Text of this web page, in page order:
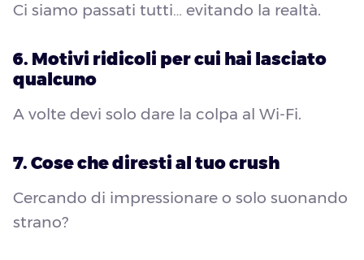
Ci siamo passati tutti… evitando la realtà.
6. Motivi ridicoli per cui hai lasciato
qualcuno
A volte devi solo dare la colpa al Wi-Fi.
7. Cose che diresti al tuo crush
Cercando di impressionare o solo suonando
strano?